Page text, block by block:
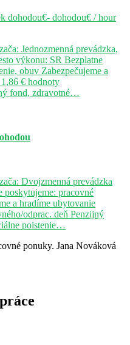
dohodou€- dohodou€ / hour
Jednozmenná prevádzka,
výkonu: SR Bezplatne
obuv Zabezpečujeme a
€ hodnoty
fond, zdravotné…
Dvojzmenná prevádzka
pracovné
a hradíme ubytovanie
odprac. deň Penzijný
poistenie…
ponuky. Jana Nováková